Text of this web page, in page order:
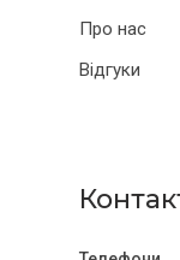
Про нас
Відгуки